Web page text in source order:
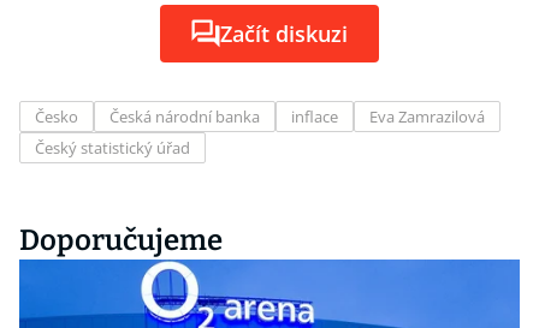
Začít diskuzi
Česko Česká národní banka inflace
Eva Zamrazilová
Český statistický úřad
Doporučujeme